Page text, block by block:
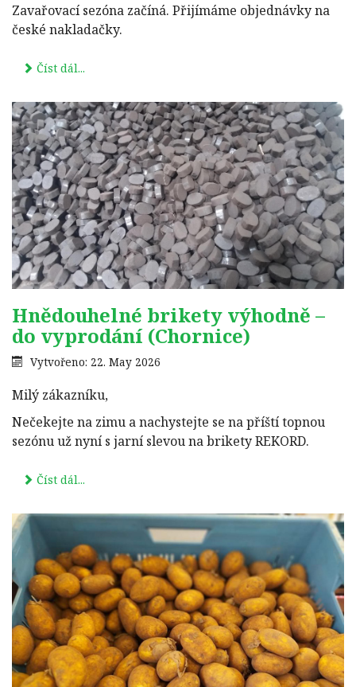
Zavařovací sezóna začíná. Přijímáme objednávky na
české nakladačky.
Číst dál...
Hnědouhelné brikety výhodně –
do vyprodání (Chornice)
Vytvořeno: 22. May 2026
Milý zákazníku,
Nečekejte na zimu a nachystejte se na příští topnou
sezónu už nyní s jarní slevou na brikety REKORD.
Číst dál...